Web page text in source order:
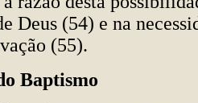
Deus (54) e na
(55).
Baptismo